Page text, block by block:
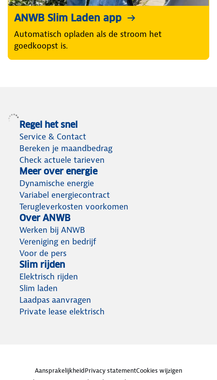
ANWB Slim Laden app
Automatisch opladen als de stroom het
goedkoopst is.
Regel het snel
Service & Contact
Bereken je maandbedrag
Check actuele tarieven
Meer over energie
Dynamische energie
Variabel energiecontract
Terugleverkosten voorkomen
Over ANWB
Werken bij ANWB
Vereniging en bedrijf
Voor de pers
Slim rijden
Elektrisch rijden
Slim laden
Laadpas aanvragen
Private lease elektrisch
AansprakelijkheidPrivacy statementCookies wijzigen